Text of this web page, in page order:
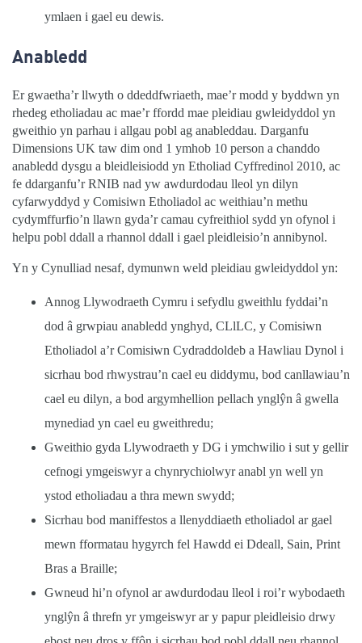
ymlaen i gael eu dewis.
Anabledd
Er gwaetha’r llwyth o ddeddfwriaeth, mae’r modd y byddwn yn
rhedeg etholiadau ac mae’r ffordd mae pleidiau gwleidyddol yn
gweithio yn parhau i allgau pobl ag anableddau. Darganfu
Dimensions UK taw dim ond 1 ymhob 10 person a chanddo
anabledd dysgu a bleidleisiodd yn Etholiad Cyffredinol 2010, ac
fe ddarganfu’r RNIB nad yw awdurdodau lleol yn dilyn
cyfarwyddyd y Comisiwn Etholiadol ac weithiau’n methu
cydymffurfio’n llawn gyda’r camau cyfreithiol sydd yn ofynol i
helpu pobl ddall a rhannol ddall i gael pleidleisio’n annibynol.
Yn y Cynulliad nesaf, dymunwn weld pleidiau gwleidyddol yn:
Annog Llywodraeth Cymru i sefydlu gweithlu fyddai’n
dod â grwpiau anabledd ynghyd, CLlLC, y Comisiwn
Etholiadol a’r Comisiwn Cydraddoldeb a Hawliau Dynol i
sicrhau bod rhwystrau’n cael eu diddymu, bod canllawiau’n
cael eu dilyn, a bod argymhellion pellach ynglŷn â gwella
mynediad yn cael eu gweithredu;
Gweithio gyda Llywodraeth y DG i ymchwilio i sut y gellir
cefnogi ymgeiswyr a chynrychiolwyr anabl yn well yn
ystod etholiadau a thra mewn swydd;
Sicrhau bod maniffestos a llenyddiaeth etholiadol ar gael
mewn fformatau hygyrch fel Hawdd ei Ddeall, Sain, Print
Bras a Braille;
Gwneud hi’n ofynol ar awdurdodau lleol i roi’r wybodaeth
ynglŷn â threfn yr ymgeiswyr ar y papur pleidleisio drwy